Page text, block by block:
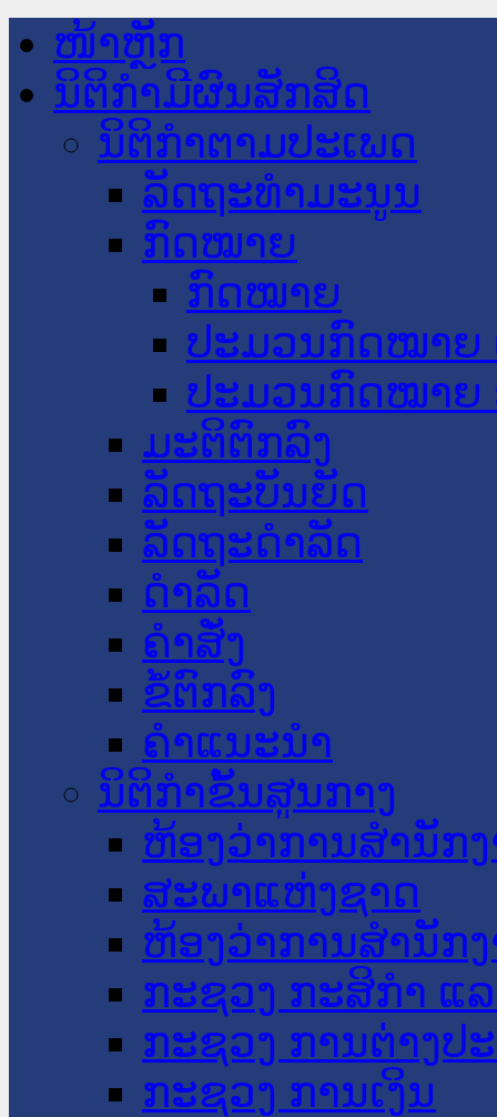
ໜ້າຫຼັກ
ນິຕິກໍາມີຜົນສັກສິດ
ນິຕິກໍາຕາມປະເພດ
ລັດຖະທໍາມະນູນ
ກົດໝາຍ
ກົດໝາຍ
ປະມວນກົດໝາຍ
ປະມວນກົດໝາຍ
ມະຕິຕົກລົງ
ລັດຖະບັນຍັດ
ລັດຖະດໍາລັດ
ດໍາລັດ
ຄໍາສັ່ງ
ຂໍ້ຕົກລົງ
ຄໍາແນະນໍາ
ນິຕິກໍາຂັ້ນສູນກາງ
ຫ້ອງວ່າການສໍານັກ
ສະພາແຫ່ງຊາດ
ຫ້ອງວ່າການສຳນັກ
ກະຊວງ ກະສິກຳ ແ
ກະຊວງ ການຕ່າງປ
ກະຊວງ ການເງິນ